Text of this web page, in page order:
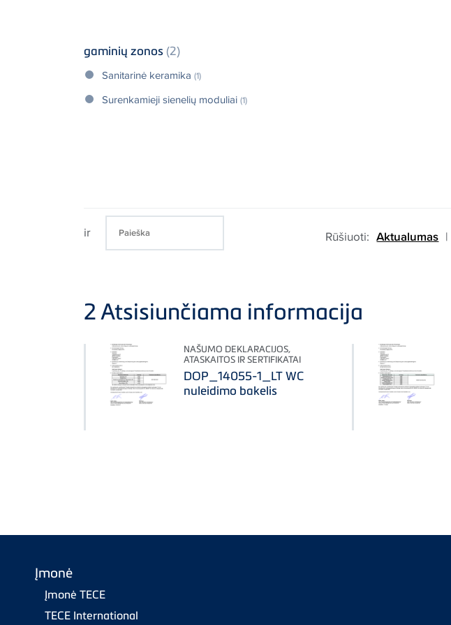
gaminių zonos (2)
Sanitarinė keramika (1)
Surenkamieji sienelių moduliai (1)
ir Rūšiuoti: Aktualumas |
2Atsisiunčiama informacija
NAŠUMO DEKLARACIJOS,
ATASKAITOS IR SERTIFIKATAI
DOP_14055-1_LT WC
nuleidimo bakelis
Įmonė
Įmonė TECE
TECE International